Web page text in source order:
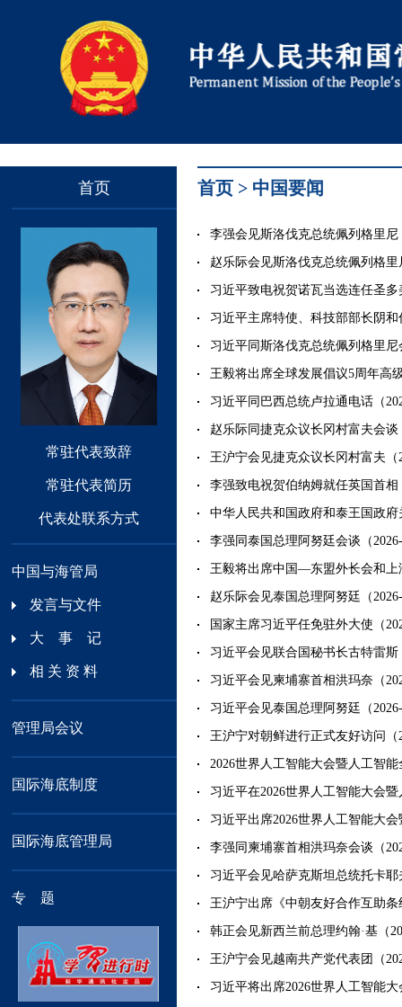
首页
常驻代表致辞
常驻代表简历
代表处联系方式
中国与海管局
发言与文件
大 事 记
相 关 资 料
管理局会议
国际海底制度
国际海底管理局
专 题
首页 > 中国要闻
李强会见斯洛伐克总统佩列格里尼
赵乐际会见斯洛伐克总统佩列格里
习近平致电祝贺诺瓦当选连任圣
习近平主席特使、科技部部长阴
习近平同斯洛伐克总统佩列格里尼
王毅将出席全球发展倡议5周年高
习近平同巴西总统卢拉通电话（
赵乐际同捷克众议长冈村富夫会谈
王沪宁会见捷克众议长冈村富夫（
李强致电祝贺伯纳姆就任英国首相
中华人民共和国政府和泰王国政
李强同泰国总理阿努廷会谈（
王毅将出席中国—东盟外长会和上
赵乐际会见泰国总理阿努廷（
国家主席习近平任免驻外大使（
习近平会见联合国秘书长古特雷斯
习近平会见柬埔寨首相洪玛奈（
习近平会见泰国总理阿努廷（
王沪宁对朝鲜进行正式友好访问（
2026世界人工智能大会暨人工智
习近平在2026世界人工智能大会
习近平出席2026世界人工智能大
李强同柬埔寨首相洪玛奈会谈（
习近平会见哈萨克斯坦总统托卡耶
王沪宁出席《中朝友好合作互助
韩正会见新西兰前总理约翰·基（
王沪宁会见越南共产党代表团（
习近平将出席2026世界人工智能